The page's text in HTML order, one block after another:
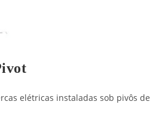
elétricas instaladas sob pivôs de